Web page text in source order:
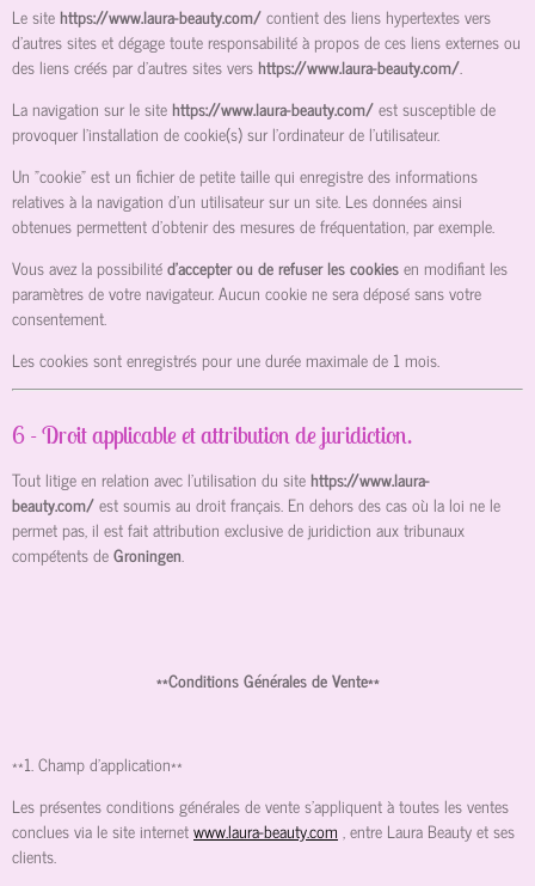
Le sitehttps://www.laura-beauty.com/contient des liens hypertextes vers
d’autres sites et dégage toute responsabilité à propos de ces liens externes ou
des liens créés par d’autres sites vershttps://www.laura-beauty.com/.
La navigation sur le sitehttps://www.laura-beauty.com/est susceptible de
provoquer l’installation de cookie(s) sur l’ordinateur de l’utilisateur.
Un "cookie" est un fichier de petite taille qui enregistre des informations
relatives à la navigation d’un utilisateur sur un site. Les données ainsi
obtenues permettent d'obtenir des mesures de fréquentation, par exemple.
Vous avez la possibilitéd’accepter ou de refuser les cookiesen modifiant les
paramètres de votre navigateur. Aucun cookie ne sera déposé sans votre
consentement.
Les cookies sont enregistrés pour une durée maximale de 1mois.
6 - Droit applicable et attribution de juridiction.
Tout litige en relation avec l’utilisation du sitehttps://www.laura-
beauty.com/est soumis au droit français. En dehors des cas où la loi ne le
permet pas, il est fait attribution exclusive de juridiction aux tribunaux
compétents deGroningen.
**Conditions Générales de Vente**
**1. Champ d'application**
Les présentes conditions générales de vente s'appliquent à toutes les ventes
conclues via le site internetwww.laura-beauty.com , entre Laura Beauty et ses
clients.